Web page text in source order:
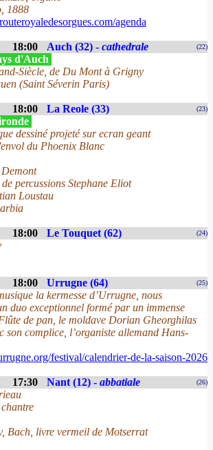
1888
agenda
18:00 Auch (32) - cathedrale (22)
d'Auch
Siècle, de Du Mont à Grigny
(Saint Séverin Paris)
18:00 La Reole (33) (23)
dessiné projeté sur ecran geant
du Phoenix Blanc
percussions Stephane Eliot
Loustau
18:00 Le Touquet (62) (24)
18:00 Urrugne (64) (25)
la kermesse d’Urrugne, nous
duo exceptionnel formé par un immense
de pan, le moldave Dorian Gheorghilas
son complice, l’organiste allemand Hans-
festival/calendrier-de-la-saison-2026
17:30 Nant (12) - abbatiale (26)
Bach, livre vermeil de Motserrat